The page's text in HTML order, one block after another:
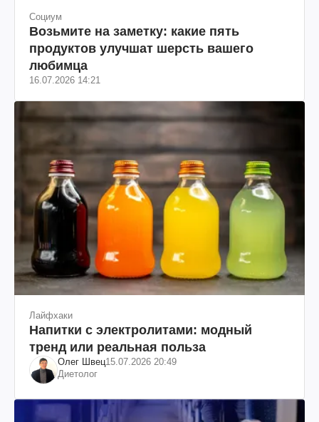
Социум
Возьмите на заметку: какие пять
продуктов улучшат шерсть вашего
любимца
16.07.2026 14:21
Лайфхаки
Напитки с электролитами: модный
тренд или реальная польза
Олег Швец15.07.2026 20:49
Диетолог